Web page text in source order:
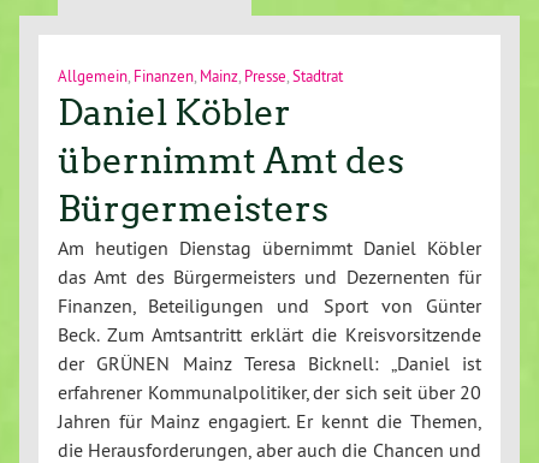
Allgemein Finanzen Mainz Presse Stadtrat
Daniel Köbler
übernimmt Amt des
Bürgermeisters
Am heutigen Dienstag übernimmt Daniel Köbler
das Amt des Bürgermeisters und Dezernenten für
Finanzen, Beteiligungen und Sport von Günter
Beck. Zum Amtsantritt erklärt die Kreisvorsitzende
der GRÜNEN Mainz Teresa Bicknell: „Daniel ist
erfahrener Kommunalpolitiker, der sich seit über 20
Jahren für Mainz engagiert. Er kennt die Themen,
die Herausforderungen, aber auch die Chancen und